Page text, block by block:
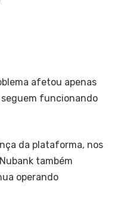
afetou apenas
seguem funcionando
da plataforma, nos
também
operando